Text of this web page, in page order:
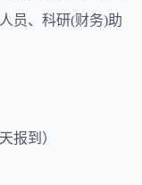
员、科研(财务)助
报到）